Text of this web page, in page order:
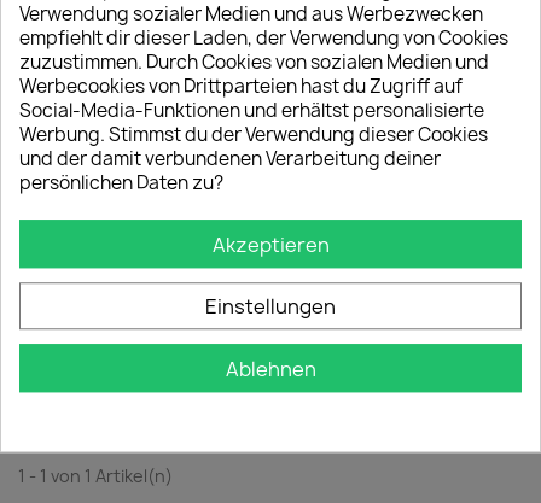
Algas Gel Roots
20,00 €
favorite_border
1 - 1 von 1 Artikel(n)
Verwendung sozialer Medien und aus Werbezwecken
empfiehlt dir dieser Laden, der Verwendung von Cookies
zuzustimmen. Durch Cookies von sozialen Medien und
Werbecookies von Drittparteien hast du Zugriff auf
Social-Media-Funktionen und erhältst personalisierte
Werbung. Stimmst du der Verwendung dieser Cookies
und der damit verbundenen Verarbeitung deiner
persönlichen Daten zu?
Akzeptieren
Einstellungen
Ablehnen